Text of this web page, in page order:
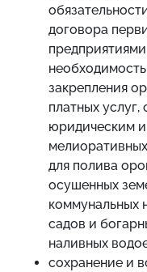
договора
закрепления
платных услуг,
юридическим
для полива
осушенных
коммунальных
садов и
наливных
сохранение и